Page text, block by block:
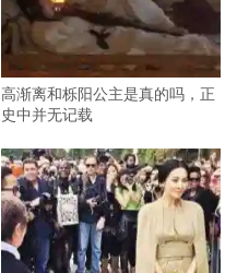
高渐离和栎阳公主是真的吗，正
史中并无记载